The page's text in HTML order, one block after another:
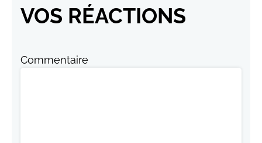
VOS RÉACTIONS
Commentaire